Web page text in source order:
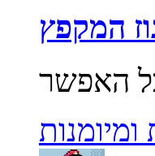
המקפץ